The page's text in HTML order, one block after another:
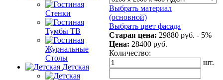
Стенки
Тумбы ТВ
Журнальные
Столы
Детская
Выбрать материал
(основной)
Выбрать цвет фасада
Старая цена: 29880 руб. - 5%
Цена: 28400 руб.
Количество:
шт.